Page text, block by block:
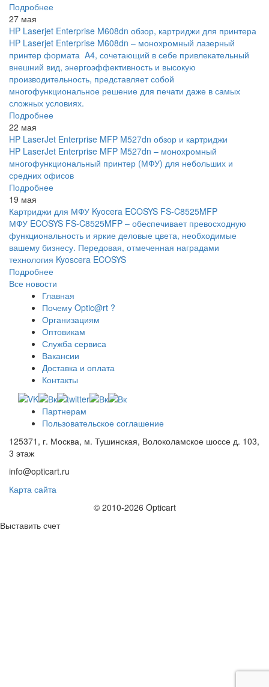
Подробнее
27 мая
HP Laserjet Enterprise M608dn обзор, картриджи для принтера
HP Laserjet Enterprise M608dn – монохромный лазерный
принтер формата A4, сочетающий в себе привлекательный
внешний вид, энергоэффективность и высокую
производительность, представляет собой
многофункциональное решение для печати даже в самых
сложных условиях.
Подробнее
22 мая
HP LaserJet Enterprise MFP M527dn обзор и картриджи
HP LaserJet Enterprise MFP M527dn – монохромный
многофункциональный принтер (МФУ) для небольших и
средних офисов
Подробнее
19 мая
Картриджи для МФУ Kyocera ECOSYS FS-C8525MFP
МФУ ECOSYS FS-C8525MFP – обеспечивает превосходную
функциональность и яркие деловые цвета, необходимые
вашему бизнесу. Передовая, отмеченная наградами
технология Kyoscera ECOSYS
Подробнее
Все новости
Главная
Почему Optic@rt ?
Организациям
Оптовикам
Служба сервиса
Вакансии
Доставка и оплата
Контакты
Партнерам
Пользовательское соглашение
125371, г. Москва, м. Тушинская, Волоколамское шоссе д. 103,
3 этаж
info@opticart.ru
Карта сайта
© 2010-2026 Opticart
Выставить счет